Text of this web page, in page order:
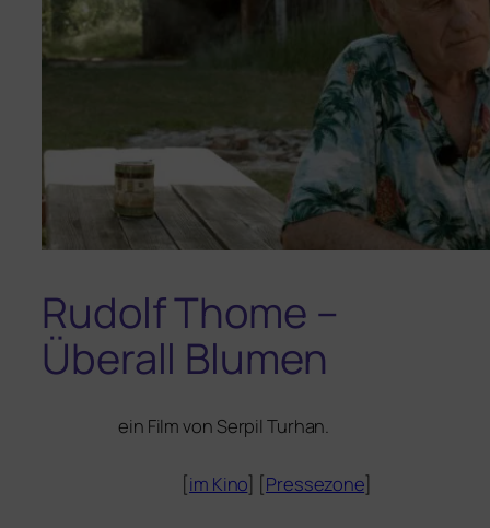
Rudolf Thome –
Überall Blumen
ein Film von Serpil Turhan.
[im Kino] [Pres­se­zone]